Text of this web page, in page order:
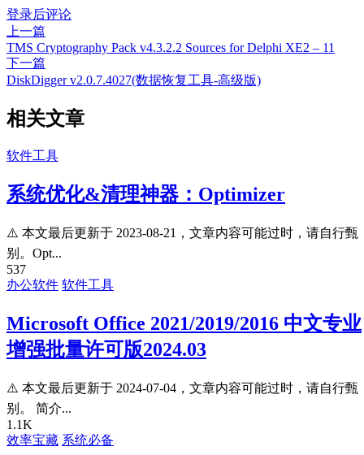
登录后评论
上一篇
TMS Cryptography Pack v4.3.2.2 Sources for Delphi XE2 – 11
下一篇
DiskDigger v2.0.7.4027(数据恢复工具-高级版)
相关文章
软件工具
系统优化&清理神器：Optimizer
⚠️ 本文最后更新于 2023-08-21，文章内容可能过时，请自行甄
别。Opt...
537
办公软件 软件工具
Microsoft Office 2021/2019/2016 中文专业
增强批量许可版2024.03
⚠️ 本文最后更新于 2024-07-04，文章内容可能过时，请自行甄
别。 简介...
1.1K
效率宝藏 系统必备